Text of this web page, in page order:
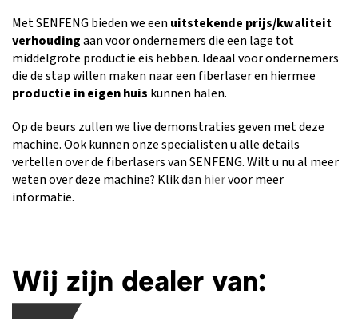
Met SENFENG bieden we eenuitstekende prijs/kwaliteit
verhoudingaan voor ondernemers die een lage tot
middelgrote productie eis hebben. Ideaal voor ondernemers
die de stap willen maken naar een fiberlaser en hiermee
productie in eigen huis kunnen halen.
Op de beurs zullen we live demonstraties geven met deze
machine. Ook kunnen onze specialisten u alle details
vertellen over de fiberlasers van SENFENG. Wilt u nu al meer
weten over deze machine? Klik danhiervoor meer
informatie.
Wij zijn dealer van: